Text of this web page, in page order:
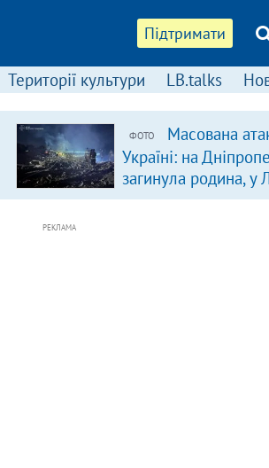
Підтримати
Території культури LB.talks
ФОТО
Масована
Україні: на
загинула родина, у
удар по
РЕКЛАМА